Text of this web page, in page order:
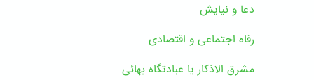
دعا و نیایش
رفاه اجتماعی و اقتصادی
مشرق الاذکار یا عبادتگاه بهائی